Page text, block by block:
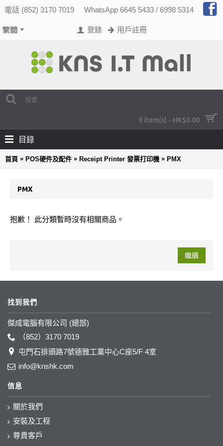
電話 (852) 3170 7019 WhatsApp 6645 5433 / 6998 5314
登錄 用戶註冊
0 item(s) - HK$0.00
目錄
首頁 » POS硬件及配件 » Receipt Printer 發票打印機 » PMX
PMX
抱歉！ 此分類暫時沒有相關商品。
繼續
找到我們
傑成電腦有限公司 (總部)
（852）3170 7019
屯門石排頭路7號德雅工業中心C座5/F 4室
info@knshk.com
信息
關於我們
安裝及工程
尊貴客戶